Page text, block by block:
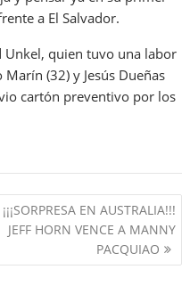
a El Salvador.
Unkel, quien tuvo una labor
(32) y Jesús Dueñas
cartón preventivo por los
¡¡¡SORPRESA EN AUSTRALIA!!!
JEFF HORN VENCE A MANNY
PACQUIAO